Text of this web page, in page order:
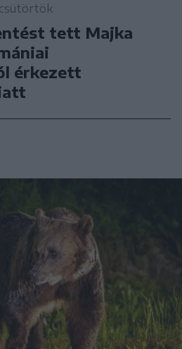
csütörtök
tett Majka
érkezett